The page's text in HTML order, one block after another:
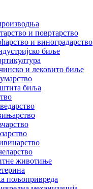
и повртарство
и виноградарство
биље
и лековито биље
биља
животиње
пољопривреда